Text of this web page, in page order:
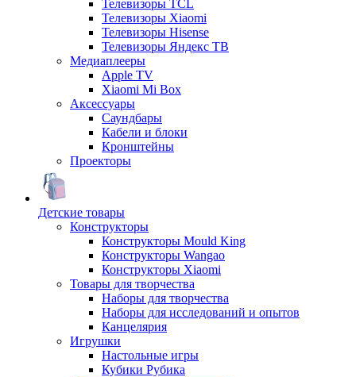
Телевизоры TCL
Телевизоры Xiaomi
Телевизоры Hisense
Телевизоры Яндекс ТВ
Медиаплееры
Apple TV
Xiaomi Mi Box
Аксессуары
Саундбары
Кабели и блоки
Кронштейны
Проекторы
Детские товары
Конструкторы
Конструкторы Mould King
Конструкторы Wangao
Конструкторы Xiaomi
Товары для творчества
Наборы для творчества
Наборы для исследований и опытов
Канцелярия
Игрушки
Настольные игры
Кубики Рубика